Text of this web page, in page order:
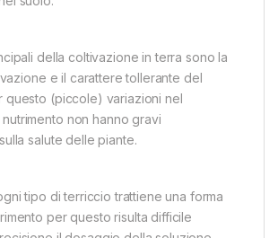
della coltivazione in terra sono la
e il carattere tollerante del
questo (piccole) variazioni nel
non hanno gravi
salute delle piante.
tipo di terriccio trattiene una forma
per questo risulta difficile